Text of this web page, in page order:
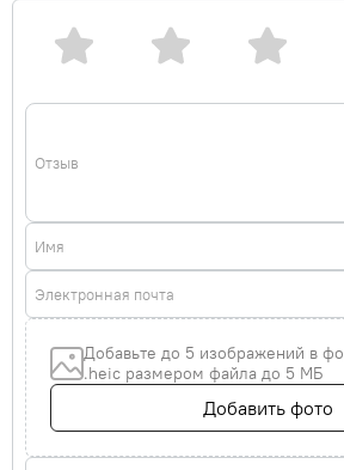
Отзыв
Имя
Электронная почта
Добавьте до 5 изображений в
.heic размером файла до 5 МБ
Добавить фото